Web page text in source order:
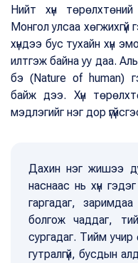
Нийт хүн
Монгол улсаа хөгжихгүй
хүндээ бус тухайн хүн
илтгэж байна уу даа.
бэ (Nature of human)
байж дээ. Хүн
мэдлэгийг нэг дор
Дахин нэг жишээ
наснаас нь хүн
гаргадаг,
болгож чаддаг,
сургадаг. Тийм
гутралгүй, бусдын